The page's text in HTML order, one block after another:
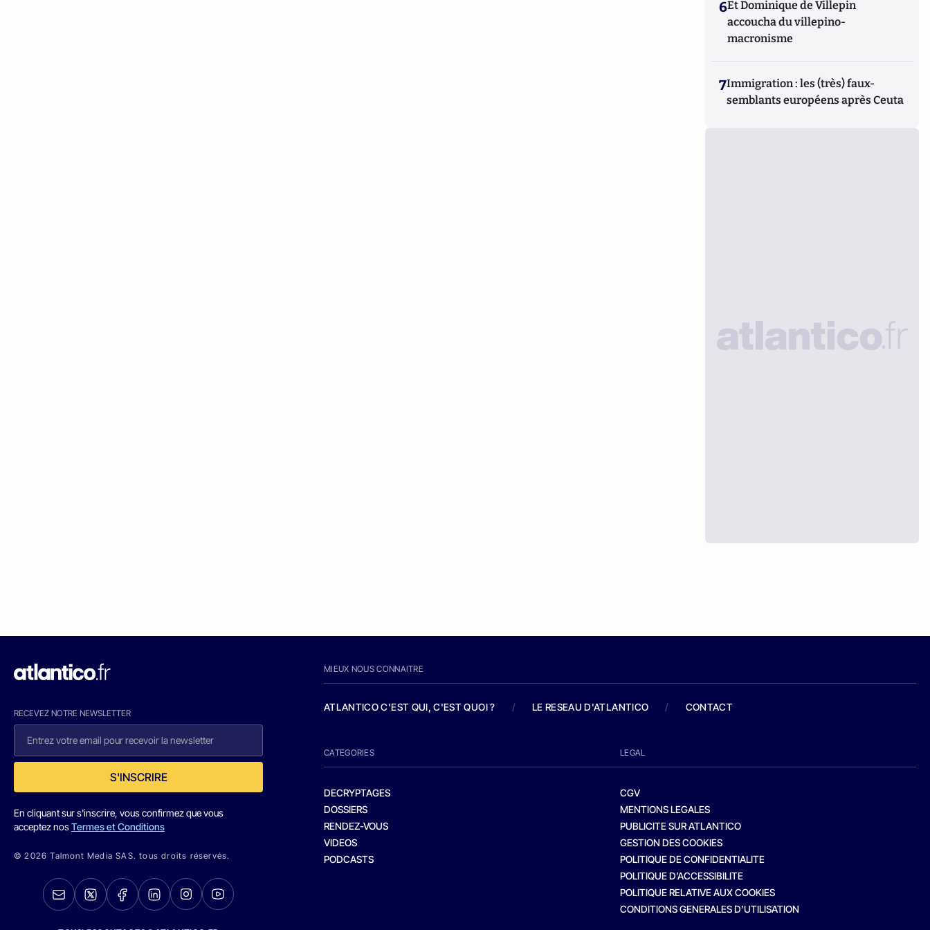
6Et Dominique de Villepin
accoucha du villepino-
macronisme
7Immigration : les (très) faux-
semblants européens après Ceuta
RECEVEZ NOTRE NEWSLETTER
S'INSCRIRE
En cliquant sur s'inscrire, vous confirmez que vous
acceptez nosTermes et Conditions
© 2026 Talmont Media SAS. tous droits réservés.
MIEUX NOUS CONNAITRE
ATLANTICO C'EST QUI, C'EST QUOI ? / LE RESEAU D'ATLANTICO / CONTACT
CATEGORIES
DECRYPTAGES
DOSSIERS
RENDEZ-VOUS
VIDEOS
PODCASTS
LEGAL
CGV
MENTIONS LEGALES
PUBLICITE SUR ATLANTICO
GESTION DES COOKIES
POLITIQUE DE CONFIDENTIALITE
POLITIQUE D’ACCESSIBILITE
POLITIQUE RELATIVE AUX COOKIES
CONDITIONS GENERALES D’UTILISATION